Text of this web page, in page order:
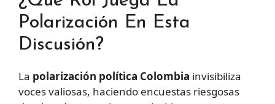
Polarización En Esta
Discusión?
La polarización política Colombia invisibiliza
voces valiosas, haciendo encuestas riesgosas